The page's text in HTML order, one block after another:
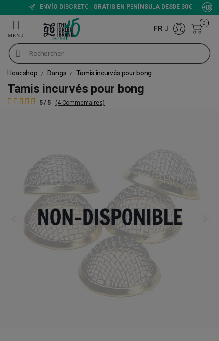
ENVÍO DISCRETO | GRATIS EN PENÍNSULA DESDE 30€
FR
0
Headshop Bangs Tamis incurvés pour bong
Tamis incurvés pour bong
5 / 5 (4 Commentaires)